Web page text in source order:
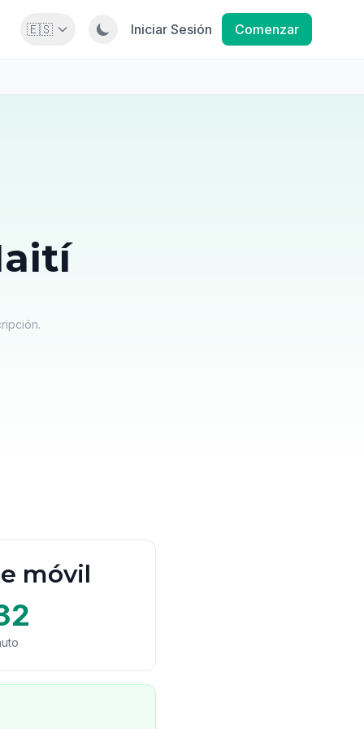
🇪🇸 Iniciar Sesión Comenzar
móvil